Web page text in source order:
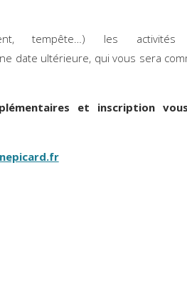
tempête…) les activités
date ultérieure, qui vous sera
et inscription